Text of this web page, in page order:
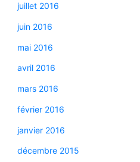
juillet 2016
juin 2016
mai 2016
avril 2016
mars 2016
février 2016
janvier 2016
décembre 2015